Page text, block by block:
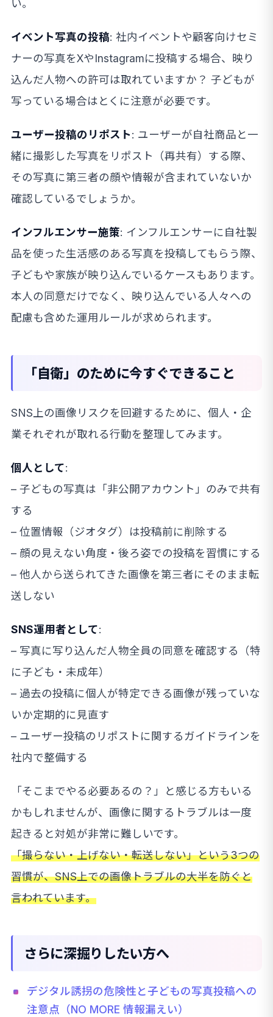
い。
イベント写真の投稿: 社内イベントや顧客向けセミ
ナーの写真をXやInstagramに投稿する場合、映り
込んだ人物への許可は取れていますか？ 子どもが
写っている場合はとくに注意が必要です。
ユーザー投稿のリポスト: ユーザーが自社商品と一
緒に撮影した写真をリポスト（再共有）する際、
その写真に第三者の顔や情報が含まれていないか
確認しているでしょうか。
インフルエンサー施策: インフルエンサーに自社製
品を使った生活感のある写真を投稿してもらう際、
子どもや家族が映り込んでいるケースもあります。
本人の同意だけでなく、映り込んでいる人々への
配慮も含めた運用ルールが求められます。
「自衛」のために今すぐできること
SNS上の画像リスクを回避するために、個人・企
業それぞれが取れる行動を整理してみます。
個人として:
– 子どもの写真は「非公開アカウント」のみで共有
する
– 位置情報（ジオタグ）は投稿前に削除する
– 顔の見えない角度・後ろ姿での投稿を習慣にする
– 他人から送られてきた画像を第三者にそのまま転
送しない
SNS運用者として:
– 写真に写り込んだ人物全員の同意を確認する（特
に子ども・未成年）
– 過去の投稿に個人が特定できる画像が残っていな
いか定期的に見直す
– ユーザー投稿のリポストに関するガイドラインを
社内で整備する
「そこまでやる必要あるの？」と感じる方もいる
かもしれませんが、画像に関するトラブルは一度
起きると対処が非常に難しいです。
「撮らない・上げない・転送しない」という3つの
習慣が、SNS上での画像トラブルの大半を防ぐと
言われています。
さらに深掘りしたい方へ
デジタル誘拐の危険性と子どもの写真投稿への
注意点（NO MORE 情報漏えい）